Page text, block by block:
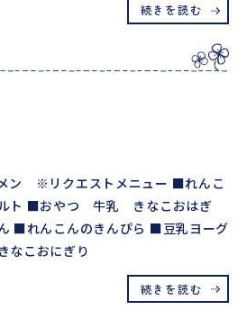
続きを読む
ン ※リクエストメニュー ■れんこ
ト ■おやつ 牛乳 きなこおはぎ
■れんこんのきんぴら ■豆乳ヨーグ
こおにぎり
続きを読む